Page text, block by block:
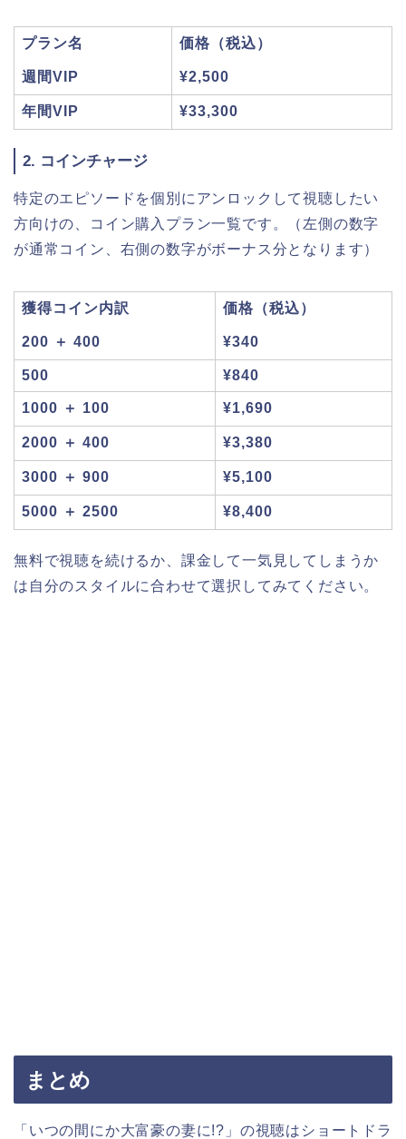
プラン名 価格（税込）
週間VIP ¥2,500
年間VIP ¥33,300
2. コインチャージ
特定のエピソードを個別にアンロックして視聴したい
方向けの、コイン購入プラン一覧です。（左側の数字
が通常コイン、右側の数字がボーナス分となります）
獲得コイン内訳 価格（税込）
200 ＋ 400 ¥340
500 ¥840
1000 ＋ 100 ¥1,690
2000 ＋ 400 ¥3,380
3000 ＋ 900 ¥5,100
5000 ＋ 2500 ¥8,400
無料で視聴を続けるか、課金して一気見してしまうか
は自分のスタイルに合わせて選択してみてください。
まとめ
「いつの間にか大富豪の妻に!? 」 の視聴はショートドラ